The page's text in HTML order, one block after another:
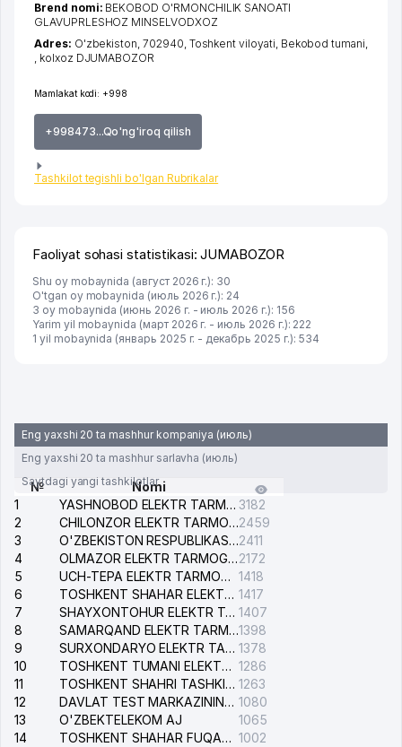
Mamlakat kodi: +998
+998473...Qo'ng'iroq qilish
Tashkilot tegishli bo'lgan Rubrikalar
Brend nomi: BEKOBOD O'RMONCHILIK SANOATI
GLAVUPRLESHOZ MINSELVODXOZ
Adres: O'zbekiston, 702940, Toshkent viloyati, Bekobod tumani,
, kolxoz DJUMABOZOR
Faoliyat sohasi statistikasi: JUMABOZOR
Shu oy mobaynida (август 2026 г.): 30
O'tgan oy mobaynida (июль 2026 г.): 24
3 oy mobaynida (июнь 2026 г. - июль 2026 г.): 156
Yarim yil mobaynida (март 2026 г. - июль 2026 г.): 222
1 yil mobaynida (январь 2025 г. - декабрь 2025 г.): 534
Eng yaxshi 20 ta mashhur kompaniya (июль)
Eng yaxshi 20 ta mashhur sarlavha (июль)
Saytdagi yangi tashkilotlar
№
Nomi
1
YASHNOBOD ELEKTR TARMOG'I NOSOZLIKLARI XIZMATI 3182
2
CHILONZOR ELEKTR TARMOG'I NOSOZLIK XIZMATI2459
3
O'ZBEKISTON RESPUBLIKASI BOSH PROKURATURASI ISHONCH TELEFONI2411
4
OLMAZOR ELEKTR TARMOG'I NOSOZLIKLARI XIZMATI2172
5
UCH-TEPA ELEKTR TARMOG'I NOSOZLIKLARI XIZMATI 1418
6
TOSHKENT SHAHAR ELEKTR TARMOQLARI KORXONASI AJ 1417
7
SHAYXONTOHUR ELEKTR TARMOG'I NOSOZLIKLARINI TUZATISH XIZMATI 1407
8
SAMARQAND ELEKTR TARMOQLARI AJ1398
9
SURXONDARYO ELEKTR TARMOQLARI AJ 1378
10
TOSHKENT TUMANI ELEKTR TARMOG'I AVARIYA XIZMATI 1286
11
TOSHKENT SHAHRI TASHKILOT TELEFONLARI HAQIDA MA'LUMOT BYUROSI 1263
12
DAVLAT TEST MARKAZINING ISHONCH TELEFONLARI 1080
13
O'ZBEKTELEKOM AJ
1065
14
TOSHKENT SHAHAR FUQAROLIK ISHLARI BO'YICHA SUDI 1002